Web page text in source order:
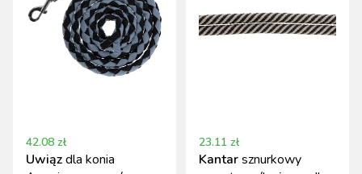
42.08 zł
Uwiązdla konia
23.11 zł
Kantarsznurkowy